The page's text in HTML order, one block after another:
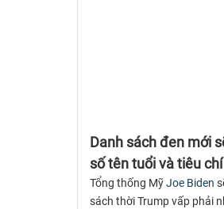
Danh sách đen mới
số tên tuổi và tiêu
Tổng thống MỹJoe Biden
sách thời Trump vấp phải